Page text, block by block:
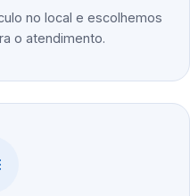
no local e escolhemos
o atendimento.